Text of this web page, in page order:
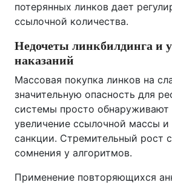
потерянных линков дает
ссылочной количества.
Недочеты линкбилдинга и
наказаний
Массовая покупка линков на
значительную опасность для
системы просто обнаруживают
увеличение ссылочной массы
санкции. Стремительный рост
сомнения у алгоритмов.
Применение повторяющихся